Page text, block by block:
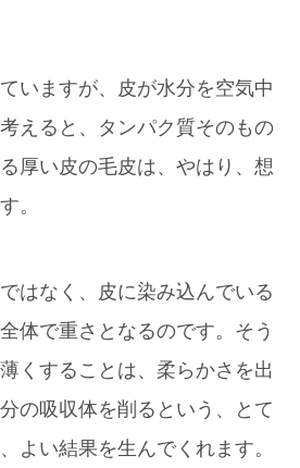
いますが、皮が水分を空気中
えると、タンパク質そのもの
厚い皮の毛皮は、やはり、想
。
はなく、皮に染み込んでいる
体で重さとなるのです。そう
くすることは、柔らかさを出
の吸収体を削るという、とて
よい結果を生んでくれます。